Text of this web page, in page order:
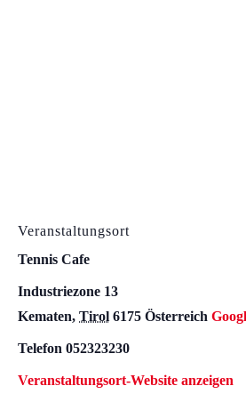
Veranstaltungsort
Tennis Cafe
Industriezone 13
Kematen, Tirol 6175 Österreich
Telefon 052323230
Veranstaltungsort-Website anzeigen